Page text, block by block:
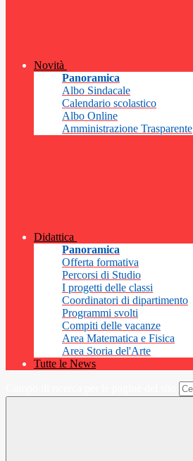
Novità
Panoramica
Albo Sindacale
Calendario scolastico
Albo Online
Amministrazione Trasparente
Didattica
Panoramica
Offerta formativa
Percorsi di Studio
I progetti delle classi
Coordinatori di dipartimento
Programmi svolti
Compiti delle vacanze
Area Matematica e Fisica
Area Storia del'Arte
Tutte le News